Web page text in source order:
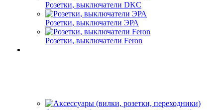
Розетки, выключатели DKC
Розетки, выключатели ЭРА
Розетки, выключатели Feron